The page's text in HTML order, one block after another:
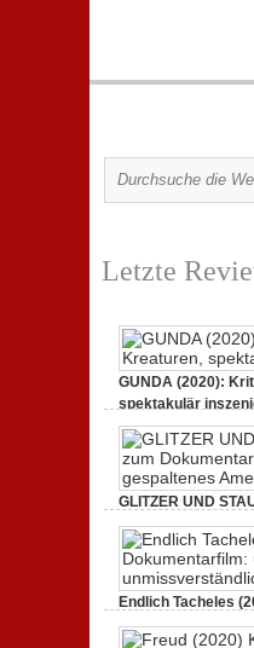
Letzte
GUNDA (2020):
spektakulär
GLITZER UND
Dokumentarfilm.
3. Oktober 2020,2
Endlich Tacheles
Dokumentarfilm:
19. Mai 2020,0